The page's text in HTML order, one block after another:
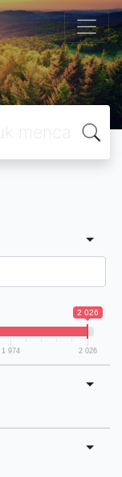
2 026
1 974 2 026